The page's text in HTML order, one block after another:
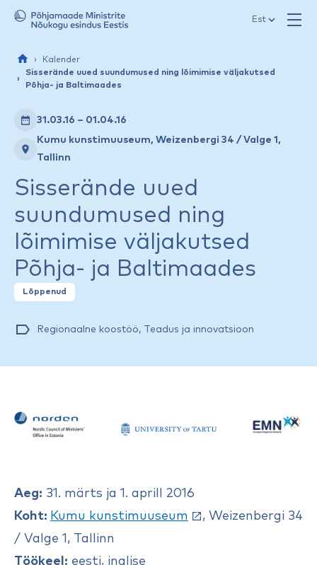
Jäta menüü vahele Est
Kalender
Sisserände uued suundumused ning lõimimise väljakutsed
Põhja- ja Baltimaades
31.03.16 – 01.04.16
Kumu kunstimuuseum, Weizenbergi 34 / Valge 1,
Tallinn
Sisserände uued
suundumused ning
lõimimise väljakutsed
Põhja- ja Baltimaades
Lõppenud
Regionaalne koostöö, Teadus ja innovatsioon
Aeg: 31. märts ja 1. aprill 2016
Koht: Kumu kunstimuuseum
, Weizenbergi 34
/ Valge 1, Tallinn
Töökeel: eesti, inglise